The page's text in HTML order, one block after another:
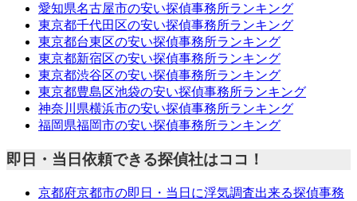
愛知県名古屋市の安い探偵事務所ランキング
東京都千代田区の安い探偵事務所ランキング
東京都台東区の安い探偵事務所ランキング
東京都新宿区の安い探偵事務所ランキング
東京都渋谷区の安い探偵事務所ランキング
東京都豊島区池袋の安い探偵事務所ランキング
神奈川県横浜市の安い探偵事務所ランキング
福岡県福岡市の安い探偵事務所ランキング
即日・当日依頼できる探偵社はココ！
京都府京都市の即日・当日に浮気調査出来る探偵事務